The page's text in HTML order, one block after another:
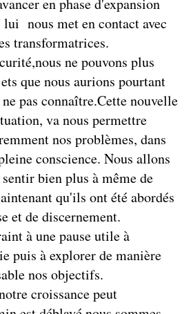
en phase d'expansion
nous met en contact avec
transformatrices.
ne pouvons plus
que nous aurions pourtant
pas connaître.Cette nouvelle
va nous permettre
nos problèmes, dans
conscience. Nous allons
bien plus à même de
qu'ils ont été abordés
et de discernement.
à une pause utile à
puis à explorer de manière
nos objectifs.
croissance peut